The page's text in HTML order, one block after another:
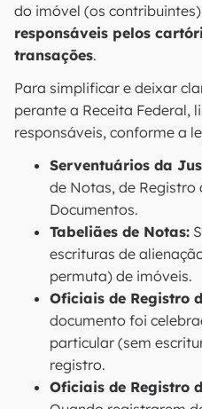
do imóvel (os
responsáveis pelos
transações.
Para simplificar e deixar
perante a Receita Federal,
responsáveis, conforme a
Serventuários da
de Notas, de Registro
Documentos.
Tabeliães de Notas:
escrituras de
permuta) de imóveis.
Oficiais de Registro
documento foi
particular (sem
registro.
Oficiais de Registro